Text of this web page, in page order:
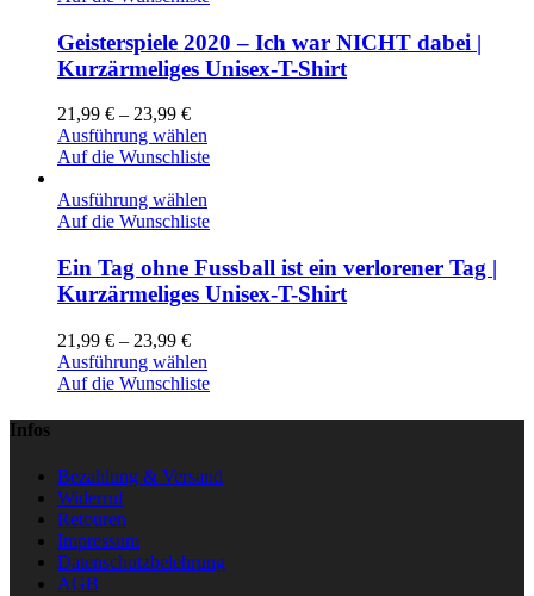
Geisterspiele 2020 – Ich war NICHT dabei |
Kurzärmeliges Unisex-T-Shirt
21,99 € – 23,99 €
Ausführung wählen
Auf die Wunschliste
Ausführung wählen
Auf die Wunschliste
Ein Tag ohne Fussball ist ein verlorener Tag |
Kurzärmeliges Unisex-T-Shirt
21,99 € – 23,99 €
Ausführung wählen
Auf die Wunschliste
Infos
Bezahlung & Versand
Widerruf
Retouren
Impressum
Datenschutzbelehrung
AGB